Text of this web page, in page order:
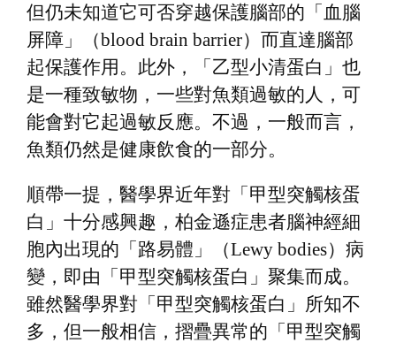
但仍未知道它可否穿越保護腦部的「血腦
屏障」（blood brain barrier）而直達腦部
起保護作用。此外，「乙型小清蛋白」也
是一種致敏物，一些對魚類過敏的人，可
能會對它起過敏反應。不過，一般而言，
魚類仍然是健康飲食的一部分。
順帶一提，醫學界近年對「甲型突觸核蛋
白」十分感興趣，柏金遜症患者腦神經細
胞內出現的「路易體」（Lewy bodies）病
變，即由「甲型突觸核蛋白」聚集而成。
雖然醫學界對「甲型突觸核蛋白」所知不
多，但一般相信，摺疊異常的「甲型突觸